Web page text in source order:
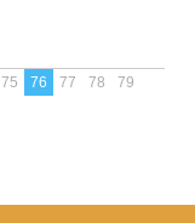
75 76 77 78
79